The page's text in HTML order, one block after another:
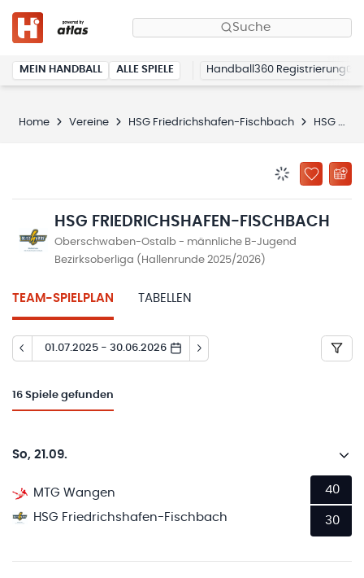
Suche
MEIN HANDBALL ALLE SPIELE Handball360 Registrierung
Home Vereine HSG Friedrichshafen-Fischbach HSG Friedrichshafen-Fischbach
ZU
HSG FRIEDRICHSHAFEN-FISCHBACH
Oberschwaben-Ostalb - männliche B-Jugend
Bezirksoberliga (Hallenrunde 2025/2026)
TEAM-SPIELPLAN TABELLEN
01.07.2025 - 30.06.2026
16 Spiele gefunden
So, 21.09.
MTG Wangen
HSG Friedrichshafen-Fischbach
40
30